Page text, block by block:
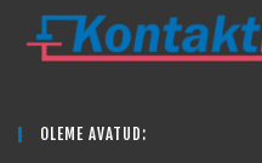
OLEME AVATUD: